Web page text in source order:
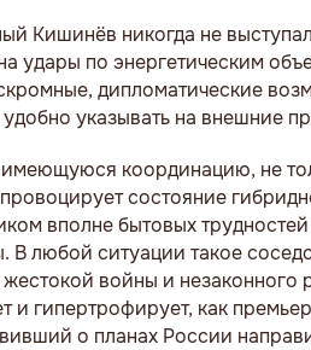
Кишинёв никогда не
удары по энергетическим
дипломатические
указывать на внешние
координацию, не
состояние
вполне бытовых
любой ситуации такое
войны и
и гипертрофирует, как
о планах России